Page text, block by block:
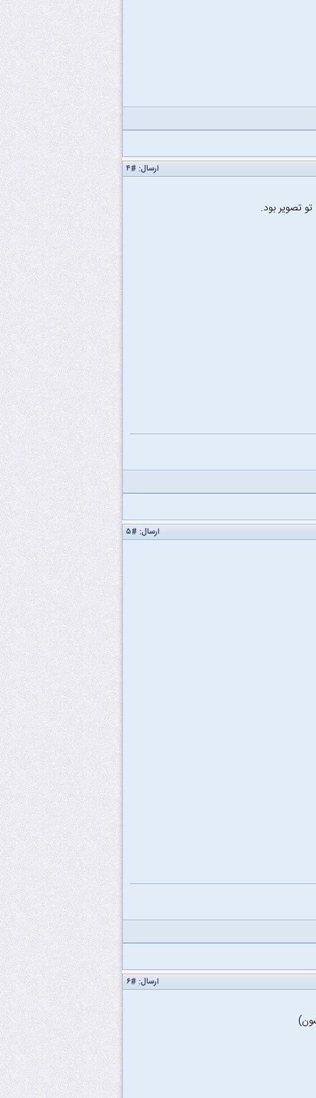
ارسال: #۴
تصویر بود.
ارسال: #۵
ارسال: #۶